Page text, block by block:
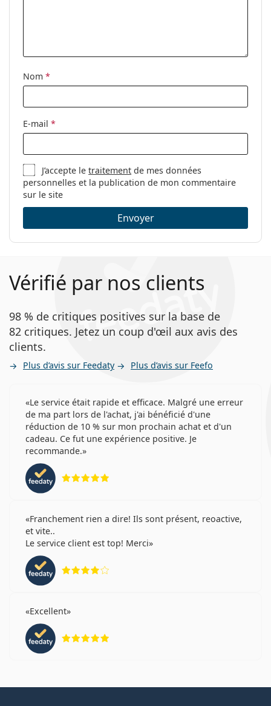
Nom *
E-mail *
J’accepte letraitement de mes données
personnelles et la publication de mon commentaire
sur le site
Envoyer
Vérifié par nos clients
98 % de critiques positives sur la base de
82 critiques. Jetez un coup d'œil aux avis des
clients.
Plus d’avis sur Feedaty Plus d’avis sur Feefo
Le service était rapide et efficace. Malgré une erreur
de ma part lors de l'achat, j'ai bénéficié d'une
réduction de 10 % sur mon prochain achat et d'un
cadeau. Ce fut une expérience positive. Je
recommande.
Franchement rien a dire! Ils sont présent, reoactive,
et vite..
Le service client est top! Merci
Excellent